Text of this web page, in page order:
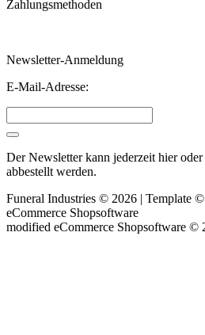
Zahlungsmethoden
Newsletter-Anmeldung
E-Mail-Adresse:
Der Newsletter kann jederzeit hier
abbestellt werden.
Funeral Industries © 2026 | Template
eCommerce Shopsoftware
modified eCommerce Shopsoftware ©